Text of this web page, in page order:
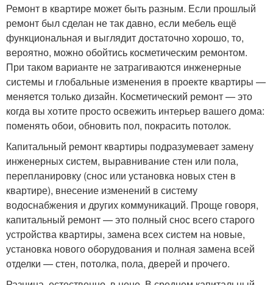
Ремонт в квартире может быть разным. Если прошлый
ремонт был сделан не так давно, если мебель ещё
функциональная и выглядит достаточно хорошо, то,
вероятно, можно обойтись косметическим ремонтом.
При таком варианте не затрагиваются инженерные
системы и глобальные изменения в проекте квартиры —
меняется только дизайн. Косметический ремонт — это
когда вы хотите просто освежить интерьер вашего дома:
поменять обои, обновить пол, покрасить потолок.
Капитальный ремонт квартиры подразумевает замену
инженерных систем, выравнивание стен или пола,
перепланировку (снос или установка новых стен в
квартире), внесение изменений в систему
водоснабжения и других коммуникаций. Проще говоря,
капитальный ремонт — это полный снос всего старого
устройства квартиры, замена всех систем на новые,
установка нового оборудования и полная замена всей
отделки — стен, потолка, пола, дверей и прочего.